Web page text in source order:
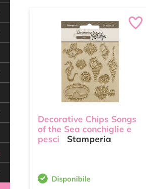
Decorative Chips Songs
of the Sea conchiglie e
pesci
Stamperia
Disponibile